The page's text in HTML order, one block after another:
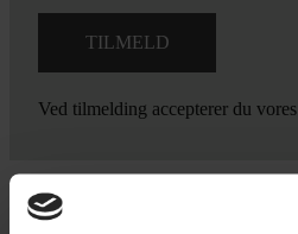
Ved tilmelding accepterer du vores
Yarn Every Wear